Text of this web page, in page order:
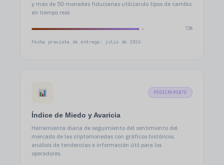
y más de 50 monedas fiduciarias utilizando tipos de cambio
en tiempo real.
72%
Fecha prevista de entrega: julio de 2026
PRÓXIMAMENTE
Índice de Miedo y Avaricia
Herramienta diaria de seguimiento del sentimiento del
mercado de las criptomonedas con gráficos históricos,
análisis de tendencias e información útil para los
operadores.